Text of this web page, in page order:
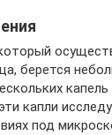
берется
капель
капли
под